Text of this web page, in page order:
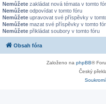
Nemůžete zakládat nová témata v tomto
Nemůžete odpovídat v tomto fóru
Nemůžete upravovat své příspěvky v
Nemůžete mazat své příspěvky v tomto
Nemůžete přikládat soubory v tomto fóru
Obsah fóra
Založeno na phpBB®
Český
Soukromí